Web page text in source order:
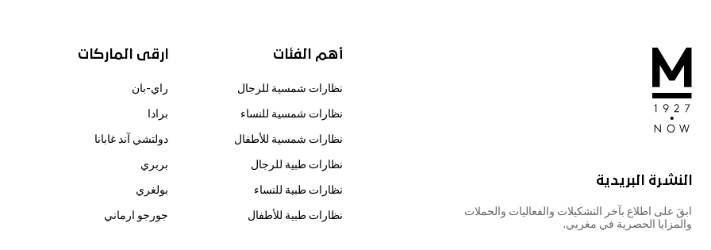
النشرة البريدية
ابقَ على اطلاع بآخر التشكيلات والفعاليات والحملات
والمزايا الحصرية في مغربي.
أهم الفئات
نظارات شمسية للرجال
نظارات شمسية للنساء
نظارات شمسية للأطفال
نظارات طبية للرجال
نظارات طبية للنساء
نظارات طبية للأطفال
ارقى الماركات
راي-بان
برادا
دولتشي آند غابانا
بربري
بولغري
جورجو ارماني